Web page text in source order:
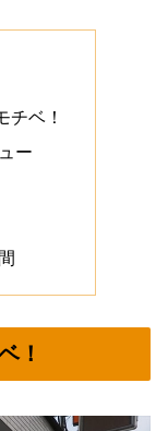
チベ！
ー
！